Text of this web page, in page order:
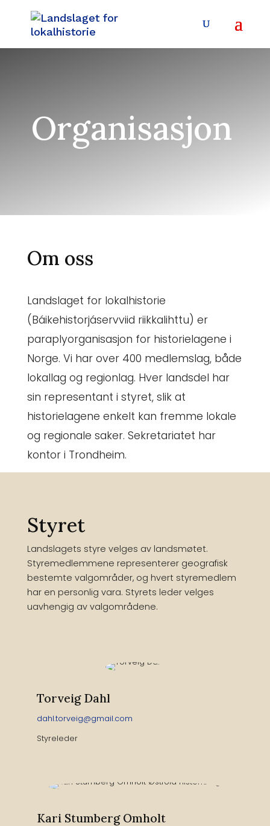
Organisasjon
Om oss
Landslaget for lokalhistorie
(Báikehistorjáservviid riikkalihttu) er
paraplyorganisasjon for historielagene i
Norge. Vi har over 400 medlemslag, både
lokallag og regionlag. Hver landsdel har
sin representant i styret, slik at
historielagene enkelt kan fremme lokale
og regionale saker. Sekretariatet har
kontor i Trondheim.
Styret
Landslagets styre velges av landsmøtet.
Styremedlemmene representerer geografisk
bestemte valgområder, og hvert styremedlem
har en personlig vara. Styrets leder velges
uavhengig av valgområdene.
Torveig Dahl
dahl.torveig@gmail.com
Styreleder
Kari Stumberg Omholt